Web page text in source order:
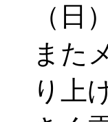
（日
また
り上